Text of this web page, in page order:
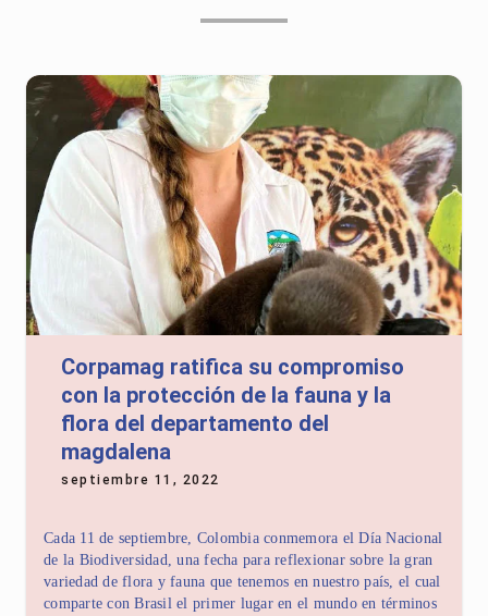
Corpamag ratifica su compromiso
con la protección de la fauna y la
flora del departamento del
magdalena
septiembre 11, 2022
Cada 11 de septiembre, Colombia conmemora el Día Nacional
de la Biodiversidad, una fecha para reflexionar sobre la gran
variedad de flora y fauna que tenemos en nuestro país, el cual
comparte con Brasil el primer lugar en el mundo en términos